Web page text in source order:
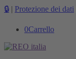
🔒 | Protezione dei dati
0Carrello